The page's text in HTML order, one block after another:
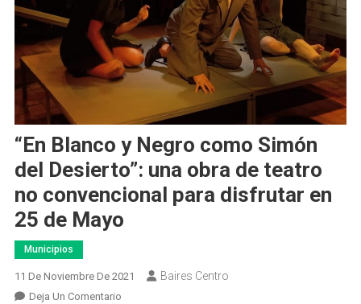
“En Blanco y Negro como Simón
del Desierto”: una obra de teatro
no convencional para disfrutar en
25 de Mayo
Municipios
11 De Noviembre De 2021 Baires Centro
Deja Un ComentarioEn